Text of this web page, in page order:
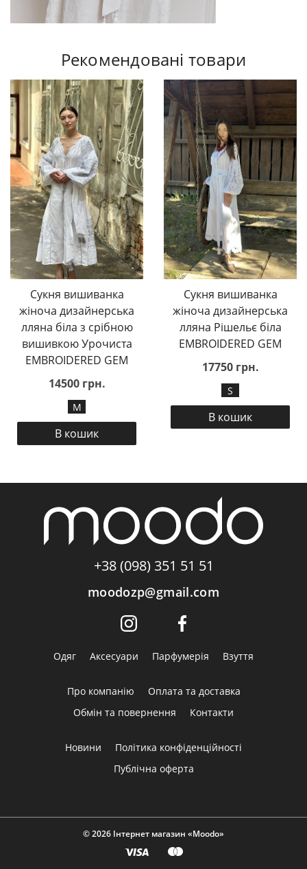
Рекомендовані товари
Сукня вишиванка
жіноча дизайнерська
лляна біла з срібною
вишивкою Урочиста
EMBROIDERED GEM
14500 грн.
М
В кошик
Сукня вишиванка
жіноча дизайнерська
лляна Рішельє біла
EMBROIDERED GEM
17750 грн.
S
В кошик
+38 (098) 351 51 51
moodozp@gmail.com
Одяг Аксесуари Парфумерія Взуття
Про компанію
Оплата та доставка
Обмін та повернення
Контакти
Новини
Політика конфіденційності
Публічна оферта
© 2026 Інтернет магазин «Moodo»